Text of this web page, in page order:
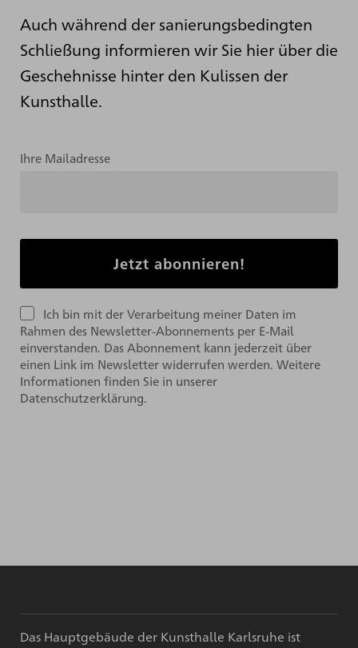
Auch während der sanierungsbedingten
Schließung informieren wir Sie hier über die
Geschehnisse hinter den Kulissen der
Kunsthalle.
Ihre Mailadresse
Ich bin mit der Verarbeitung meiner Daten im
Rahmen des Newsletter-Abonnements per E-Mail
einverstanden. Das Abonnement kann jederzeit über
einen Link im Newsletter widerrufen werden. Weitere
Informationen finden Sie in unserer
Datenschutzerklärung.
Das Hauptgebäude der Kunsthalle Karlsruhe ist